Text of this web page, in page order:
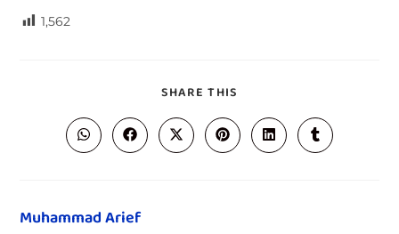
1,562
SHARE THIS
Muhammad Arief